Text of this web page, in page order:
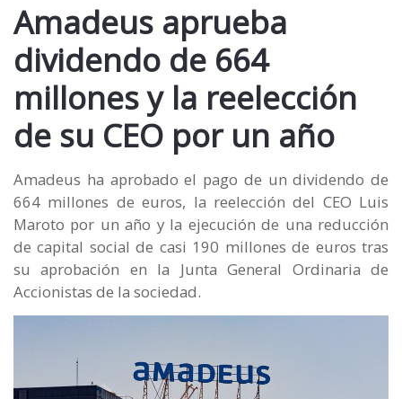
Amadeus aprueba
dividendo de 664
millones y la reelección
de su CEO por un año
Amadeus ha aprobado el pago de un dividendo de
664 millones de euros, la reelección del CEO Luis
Maroto por un año y la ejecución de una reducción
de capital social de casi 190 millones de euros tras
su aprobación en la Junta General Ordinaria de
Accionistas de la sociedad.